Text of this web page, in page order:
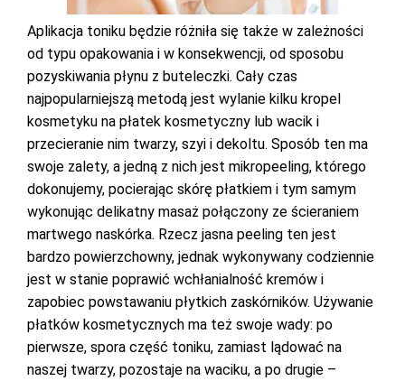
Aplikacja toniku będzie różniła się także w zależności
od typu opakowania i w konsekwencji, od sposobu
pozyskiwania płynu z buteleczki. Cały czas
najpopularniejszą metodą jest wylanie kilku kropel
kosmetyku na płatek kosmetyczny lub wacik i
przecieranie nim twarzy, szyi i dekoltu. Sposób ten ma
swoje zalety, a jedną z nich jest mikropeeling, którego
dokonujemy, pocierając skórę płatkiem i tym samym
wykonując delikatny masaż połączony ze ścieraniem
martwego naskórka. Rzecz jasna peeling ten jest
bardzo powierzchowny, jednak wykonywany codziennie
jest w stanie poprawić wchłanialność kremów i
zapobiec powstawaniu płytkich zaskórników. Używanie
płatków kosmetycznych ma też swoje wady: po
pierwsze, spora część toniku, zamiast lądować na
naszej twarzy, pozostaje na waciku, a po drugie –